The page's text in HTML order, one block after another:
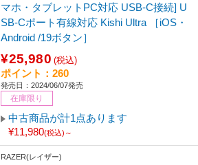
マホ・タブレットPC対応 USB-C接続] U
SB-Cポート有線対応 Kishi Ultra ［iOS・
Android /19ボタン］
¥25,980 (税込)
ポイント：260
発売日：2024/06/07発売
在庫限り
中古商品が計1点あります
¥11,980(税込)～
RAZER(レイザー)